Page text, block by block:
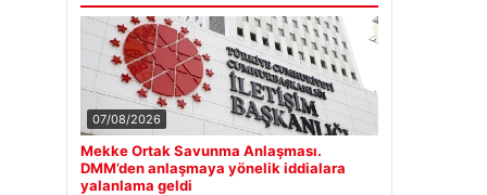
07/08/2026
Mekke Ortak Savunma Anlaşması.
DMM’den anlaşmaya yönelik iddialara
yalanlama geldi